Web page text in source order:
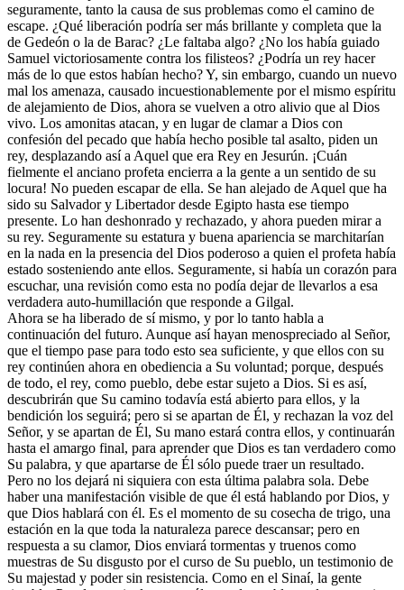
seguramente, tanto la causa de sus problemas como el camino de
escape. ¿Qué liberación podría ser más brillante y completa que la
de Gedeón o la de Barac? ¿Le faltaba algo? ¿No los había guiado
Samuel victoriosamente contra los filisteos? ¿Podría un rey hacer
más de lo que estos habían hecho? Y, sin embargo, cuando un nuevo
mal los amenaza, causado incuestionablemente por el mismo espíritu
de alejamiento de Dios, ahora se vuelven a otro alivio que al Dios
vivo. Los amonitas atacan, y en lugar de clamar a Dios con
confesión del pecado que había hecho posible tal asalto, piden un
rey, desplazando así a Aquel que era Rey en Jesurún. ¡Cuán
fielmente el anciano profeta encierra a la gente a un sentido de su
locura! No pueden escapar de ella. Se han alejado de Aquel que ha
sido su Salvador y Libertador desde Egipto hasta ese tiempo
presente. Lo han deshonrado y rechazado, y ahora pueden mirar a
su rey. Seguramente su estatura y buena apariencia se marchitarían
en la nada en la presencia del Dios poderoso a quien el profeta había
estado sosteniendo ante ellos. Seguramente, si había un corazón para
escuchar, una revisión como esta no podía dejar de llevarlos a esa
verdadera auto-humillación que responde a Gilgal.
Ahora se ha liberado de sí mismo, y por lo tanto habla a
continuación del futuro. Aunque así hayan menospreciado al Señor,
que el tiempo pase para todo esto sea suficiente, y que ellos con su
rey continúen ahora en obediencia a Su voluntad; porque, después
de todo, el rey, como pueblo, debe estar sujeto a Dios. Si es así,
descubrirán que Su camino todavía está abierto para ellos, y la
bendición los seguirá; pero si se apartan de Él, y rechazan la voz del
Señor, y se apartan de Él, Su mano estará contra ellos, y continuarán
hasta el amargo final, para aprender que Dios es tan verdadero como
Su palabra, y que apartarse de Él sólo puede traer un resultado.
Pero no los dejará ni siquiera con esta última palabra sola. Debe
haber una manifestación visible de que él está hablando por Dios, y
que Dios hablará con él. Es el momento de su cosecha de trigo, una
estación en la que toda la naturaleza parece descansar; pero en
respuesta a su clamor, Dios enviará tormentas y truenos como
muestras de Su disgusto por el curso de Su pueblo, un testimonio de
Su majestad y poder sin resistencia. Como en el Sinaí, la gente